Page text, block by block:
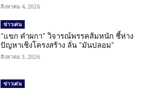
สิงหาคม 4, 2026
ข่าวเด่น
“แขก คำผกา” วิจารณ์พรรคส้มหนัก ชี้ห่าง
ปัญหาเชิงโครงสร้าง ลั่น “มันปลอม”
สิงหาคม 3, 2026
ข่าวเด่น